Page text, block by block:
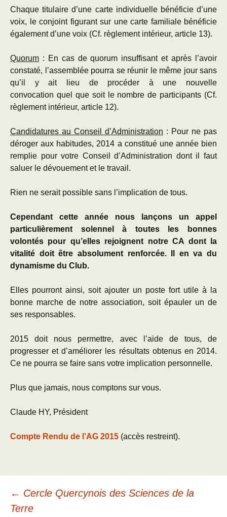
Chaque titulaire d’une carte individuelle bénéficie d’une
voix, le conjoint figurant sur une carte familiale bénéficie
également d’une voix (Cf. règlement intérieur, article 13).
Quorum : En cas de quorum insuffisant et après l’avoir
constaté, l’assemblée pourra se réunir le même jour sans
qu’il y ait lieu de procéder à une nouvelle
convocation quel que soit le nombre de participants (Cf.
règlement intérieur, article 12).
Candidatures au Conseil d’Administration : Pour ne pas
déroger aux habitudes, 2014 a constitué une année bien
remplie pour votre Conseil d’Administration dont il faut
saluer le dévouement et le travail.
Rien ne serait possible sans l’implication de tous.
Cependant cette année nous lançons un appel
particulièrement solennel à toutes les bonnes
volontés pour qu’elles rejoignent notre CA dont la
vitalité doit être absolument renforcée.
Il en va du
dynamisme du Club.
Elles pourront ainsi, soit ajouter un poste fort utile à la
bonne marche de notre association, soit épauler un de
ses responsables.
2015 doit nous permettre, avec l’aide de tous, de
progresser et d’améliorer les résultats obtenus en 2014.
Ce ne pourra se faire sans votre implication personnelle.
Plus que jamais, nous comptons sur vous.
Claude HY, Président
Compte Rendu de l’AG 2015 (accès restreint).
Navigation
← Cercle Quercynois des Sciences de la
Terre